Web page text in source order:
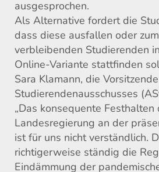
ausgesprochen.
Als Alternative fordert die
dass diese ausfallen oder zu
verbleibenden Studierenden
Online-Variante stattfinden
Sara Klamann, die
Studierendenausschusses (
„Das konsequente Festhalten
Landesregierung an der
istfür uns nichtverständlich.
richtigerweise ständig die
Eindämmung der